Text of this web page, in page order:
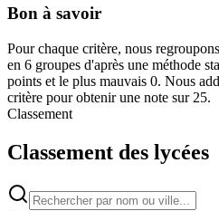
Bon à savoir
Pour chaque critère, nous
en 6 groupes d'après une méthode
points et le plus mauvais 0. Nous
critère pour obtenir une note sur 25.
Classement
Classement des lycées